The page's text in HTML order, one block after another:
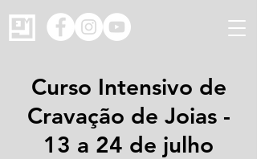
Curso Intensivo de
Cravação de Joias -
13 a 24 de julho